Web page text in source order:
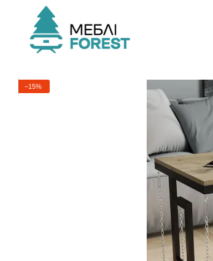
Перейти до основного контенту
−15%